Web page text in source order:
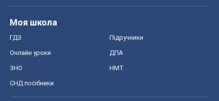
Моя школа
ГДЗ Підручники
Онлайн уроки ДПА
ЗНО НМТ
СНД посібники